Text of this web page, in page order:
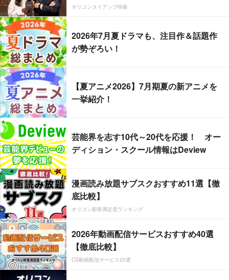
オリコンタイアップ特集
2026年7月夏ドラマも、注目作＆話題作
が勢ぞろい！
【夏アニメ2026】7月期夏の新アニメを
一挙紹介！
芸能界を志す10代～20代を応援！ オー
ディション・スクール情報はDeview
漫画読み放題サブスクおすすめ11選【徹
底比較】
オリコン顧客満足度ランキング
2026年動画配信サービスおすすめ40選
【徹底比較】
CS動画配信サービス20選